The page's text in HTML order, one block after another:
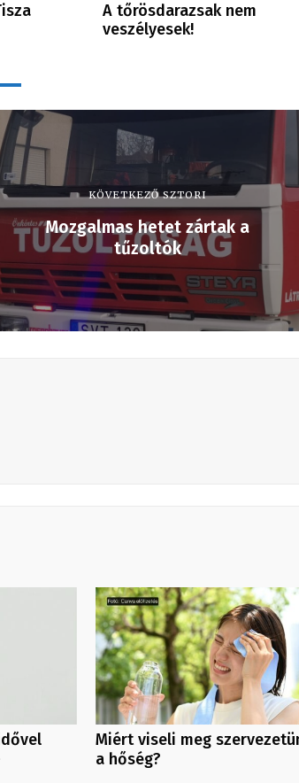
A tőrösdarazsak nem
veszélyesek!
KÖVETKEZŐ SZTORI
Mozgalmas hetet zártak a
tűzoltók
Miért viseli meg
a hőség?